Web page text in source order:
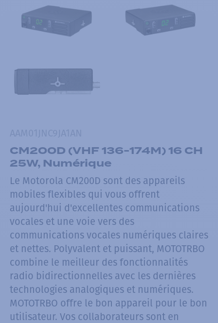
CM200D (VHF 136-174M) 16 CH
25W, Numérique
Le Motorola CM200D sont des appareils
mobiles flexibles qui vous offrent
aujourd'hui d'excellentes communications
vocales et une voie vers des
communications vocales numériques claires
et nettes. Polyvalent et puissant, MOTOTRBO
combine le meilleur des fonctionnalités
radio bidirectionnelles avec les dernières
technologies analogiques et numériques.
MOTOTRBO offre le bon appareil pour le bon
utilisateur. Vos collaborateurs sont en